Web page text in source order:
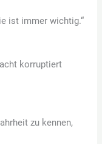
ist immer wichtig.“
korruptiert
zu kennen,